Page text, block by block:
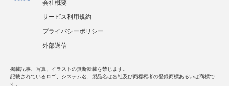
会社概要
サービス利用規約
プライバシーポリシー
外部送信
掲載記事、写真、イラストの無断転載を禁じます。
記載されているロゴ、システム名、製品名は各社及び商標権者の登録商標あるいは商標で
す。